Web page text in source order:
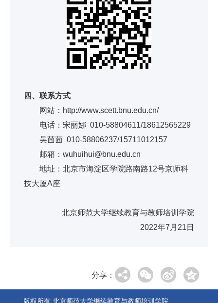
四、联系方式
网站：http://www.scett.bnu.edu.cn/
电话：宋丽娜 010-58804611/18612565229
吴茴茴 010-58806237/15711012157
邮箱：wuhuihui@bnu.edu.cn
地址：北京市海淀区学院路南路12号京师科
技大厦A座
北京师范大学继续教育与教师培训学院
2022年7月21日
分享：
版权所有 北京师范大学继续教育与教师培训学院